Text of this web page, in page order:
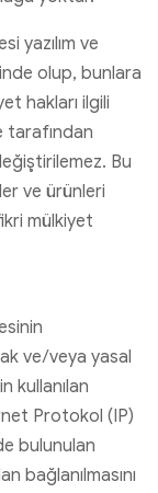
yazılım ve
olup, bunlara
hakları ilgili
tarafından
Bu
ve ürünleri
mülkiyet
ve/veya yasal
kullanılan
Protokol (IP)
bulunulan
bağlanılmasını